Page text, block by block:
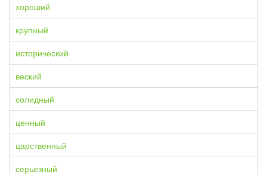
хороший
крупный
исторический
веский
солидный
ценный
царственный
серьезный